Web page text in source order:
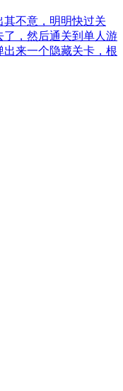
不意，明明快过关
，然后通关到单人游
来一个隐藏关卡，根